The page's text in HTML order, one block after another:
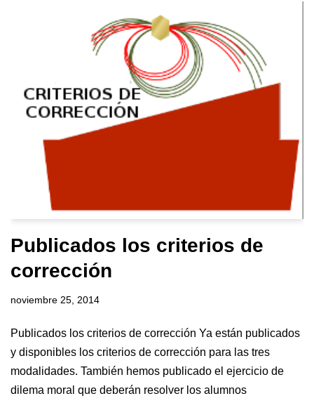
Publicados los criterios de
corrección
noviembre 25, 2014
Publicados los criterios de corrección Ya están publicados
y disponibles los criterios de corrección para las tres
modalidades. También hemos publicado el ejercicio de
dilema moral que deberán resolver los alumnos